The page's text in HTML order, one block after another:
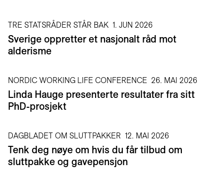
TRE STATSRÅDER STÅR BAK 1. JUN 2026
Sverige oppretter et nasjonalt råd mot
alderisme
NORDIC WORKING LIFE CONFERENCE 26. MAI 2026
Linda Hauge presenterte resultater fra sitt
PhD-prosjekt
DAGBLADET OM SLUTTPAKKER 12. MAI 2026
Tenk deg nøye om hvis du får tilbud om
sluttpakke og gavepensjon